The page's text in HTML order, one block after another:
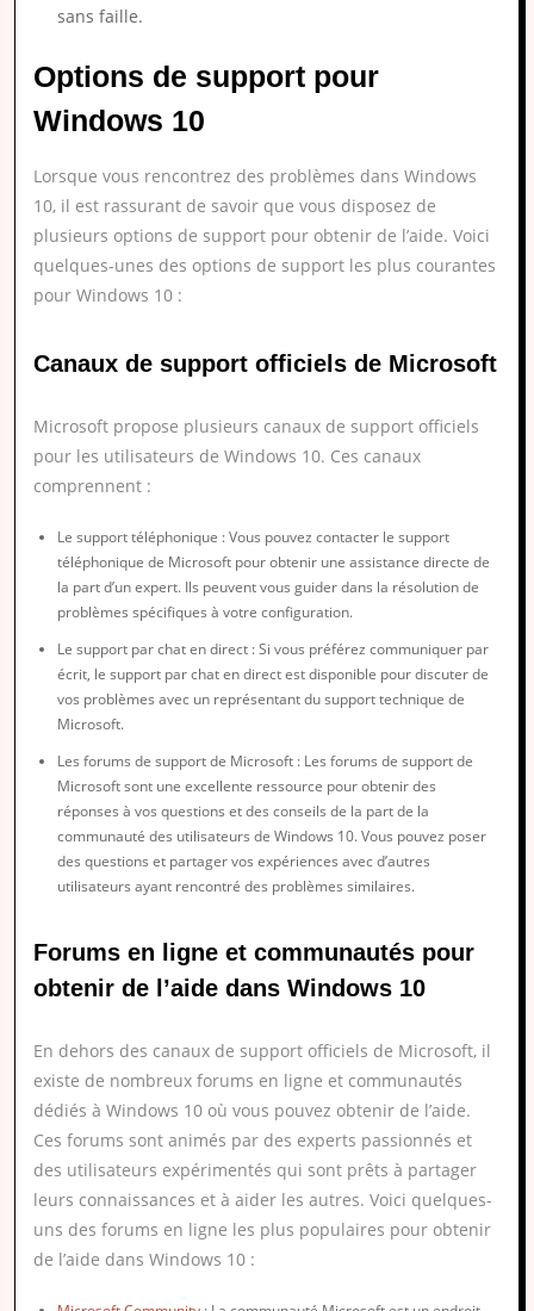
sans faille.
Options de support pour
Windows 10
Lorsque vous rencontrez des problèmes dans Windows
10, il est rassurant de savoir que vous disposez de
plusieurs options de support pour obtenir de l’aide. Voici
quelques-unes des options de support les plus courantes
pour Windows 10 :
Canaux de support officiels de Microsoft
Microsoft propose plusieurs canaux de support officiels
pour les utilisateurs de Windows 10. Ces canaux
comprennent :
Le support téléphonique : Vous pouvez contacter le support
téléphonique de Microsoft pour obtenir une assistance directe de
la part d’un expert. Ils peuvent vous guider dans la résolution de
problèmes spécifiques à votre configuration.
Le support par chat en direct : Si vous préférez communiquer par
écrit, le support par chat en direct est disponible pour discuter de
vos problèmes avec un représentant du support technique de
Microsoft.
Les forums de support de Microsoft : Les forums de support de
Microsoft sont une excellente ressource pour obtenir des
réponses à vos questions et des conseils de la part de la
communauté des utilisateurs de Windows 10. Vous pouvez poser
des questions et partager vos expériences avec d’autres
utilisateurs ayant rencontré des problèmes similaires.
Forums en ligne et communautés pour
obtenir de l’aide dans Windows 10
En dehors des canaux de support officiels de Microsoft, il
existe de nombreux forums en ligne et communautés
dédiés à Windows 10 où vous pouvez obtenir de l’aide.
Ces forums sont animés par des experts passionnés et
des utilisateurs expérimentés qui sont prêts à partager
leurs connaissances et à aider les autres. Voici quelques-
uns des forums en ligne les plus populaires pour obtenir
de l’aide dans Windows 10 :